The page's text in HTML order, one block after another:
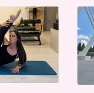
WORKOUTS
ΟΛΑ ΤΑ ΑΡΘΡΑ
Pilates
Pilates